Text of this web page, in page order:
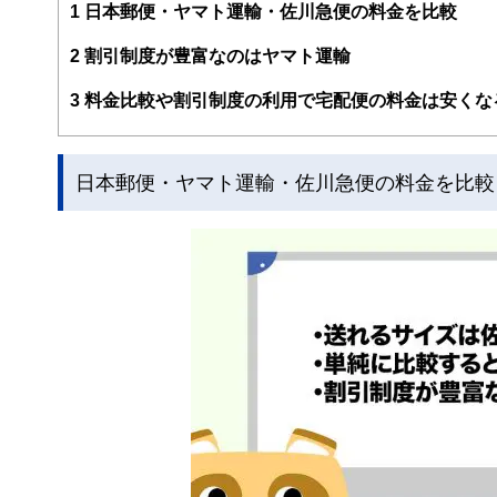
1 日本郵便・ヤマト運輸・佐川急便の料金を比較
2 割引制度が豊富なのはヤマト運輸
3 料金比較や割引制度の利用で宅配便の料金は安くな
日本郵便・ヤマト運輸・佐川急便の料金を比較